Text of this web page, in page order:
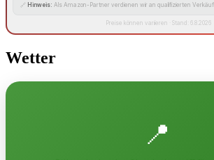
🔗 Hinweis: Als Amazon-Partner verdienen wir an qualifizierten
Preise können variieren · Stand: 6.8.2026
Wetter
📍